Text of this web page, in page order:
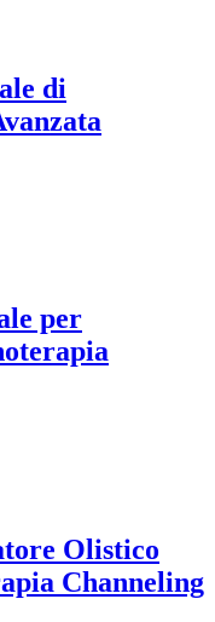
di
per
Olistico
Channeling